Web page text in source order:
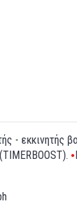
- εκκινητής
•